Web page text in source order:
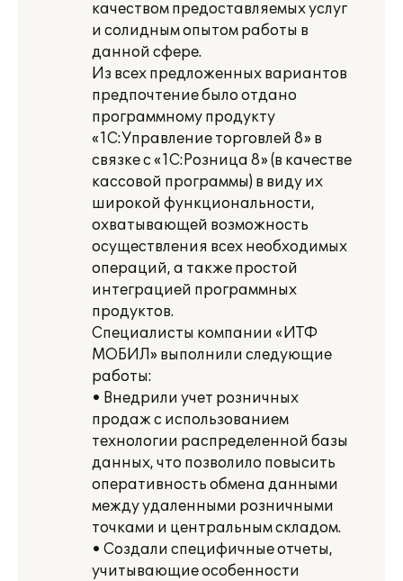
качеством предоставляемых услуг
и солидным опытом работы в
данной сфере.
Из всех предложенных вариантов
предпочтение было отдано
программному продукту
«1С:Управление торговлей 8» в
связке с «1С:Розница 8» (в качестве
кассовой программы) в виду их
широкой функциональности,
охватывающей возможность
осуществления всех необходимых
операций, а также простой
интеграцией программных
продуктов.
Специалисты компании «ИТФ
МОБИЛ» выполнили следующие
работы:
• Внедрили учет розничных
продаж с использованием
технологии распределенной базы
данных, что позволило повысить
оперативность обмена данными
между удаленными розничными
точками и центральным складом.
• Создали специфичные отчеты,
учитывающие особенности